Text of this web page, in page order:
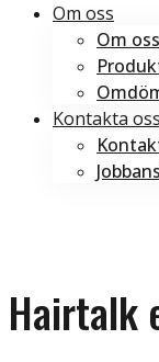
Om oss
Om oss
Kontakta oss
Hairtalk